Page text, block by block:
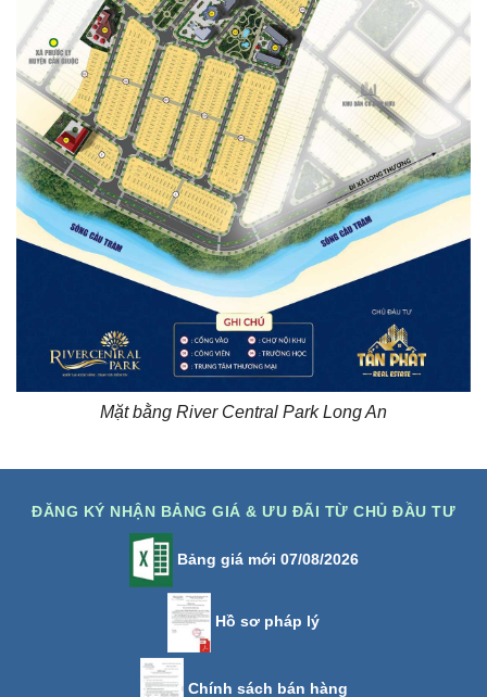
Mặt bằng River Central Park Long An
ĐĂNG KÝ NHẬN BẢNG GIÁ & ƯU ĐÃI TỪ CHỦ ĐẦU TƯ
Bảng giá mới 07/08/2026
Hồ sơ pháp lý
Chính sách bán hàng